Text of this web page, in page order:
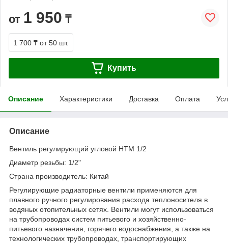
от 1 950 ₸
1 700 ₸ от 50 шт.
Купить
Описание Характеристики Доставка Оплата
Описание
Вентиль регулирующий угловой HTM 1/2
Диаметр резьбы: 1/2"
Страна производитель: Китай
Регулирующие радиаторные вентили применяются для
плавного ручного регулирования расхода теплоносителя в
водяных отопительных сетях. Вентили могут использоваться
на трубопроводах систем питьевого и хозяйственно-
питьевого назначения, горячего водоснабжения, а также на
технологических трубопроводах, транспортирующих